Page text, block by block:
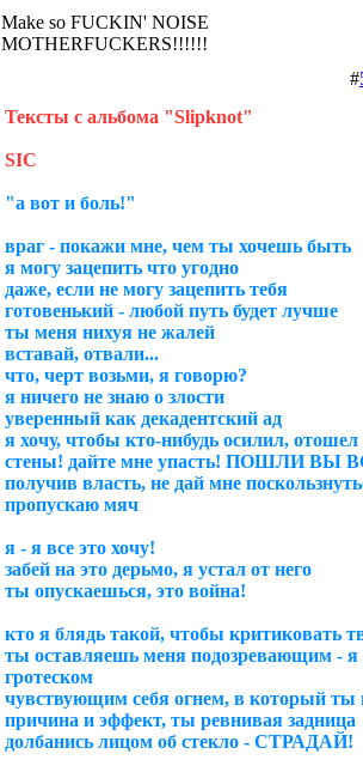
Make so FUCKIN' NOISE
MOTHERFUCKERS!!!!!!
#
Тексты с альбома "Slipknot"
SIC
"а вот и боль!"
враг - покажи мне, чем ты хочешь быть
я могу зацепить что угодно
даже, если не могу зацепить тебя
готовенький - любой путь будет лучше
ты меня нихуя не жалей
вставай, отвали...
что, черт возьми, я говорю?
я ничего не знаю о злости
уверенный как декадентский ад
я хочу, чтобы кто-нибудь осилил, отошел
стены! дайте мне упасть! ПОШЛИ ВЫ
получив власть, не дай мне
пропускаю мяч
я - я все это хочу!
забей на это дерьмо, я устал от него
ты опускаешься, это война!
кто я блядь такой, чтобы критиковать
ты оставляешь меня подозревающим - я
гротеском
чувствующим себя огнем, в который ты
причина и эффект, ты ревнивая задница
долбанись лицом об стекло - СТРАДАЙ!